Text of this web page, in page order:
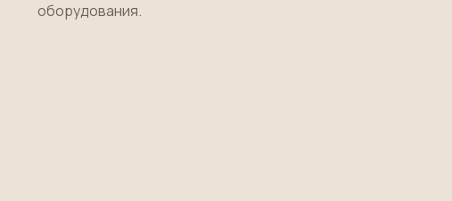
оборудования.